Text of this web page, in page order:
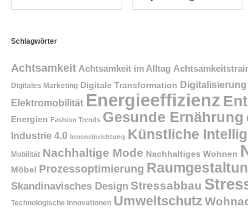
Schlagwörter
Achtsamkeit Achtsamkeit im Alltag
Digitales Marketing Digitale Transformation Digitalisierung
Elektromobilität Energieeffizienz
Energien Fashion Trends Gesunde Ernährung
Industrie 4.0 Inneneinrichtung Künstliche
Mobilität Nachhaltige Mode Nachhaltiges Wohnen
Möbel Prozessoptimierung
Skandinavisches Design Stressabbau
Technologische Innovationen Umweltschutz